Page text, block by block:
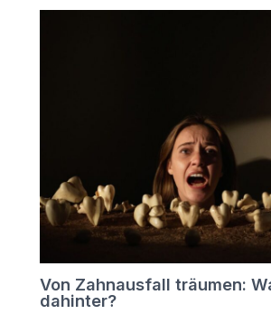
Von Zahnausfall träumen:
dahinter?